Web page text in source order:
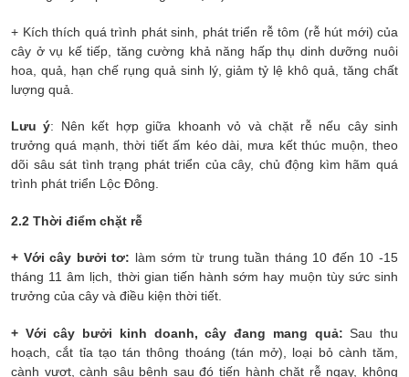
+ Kích thích quá trình phát sinh, phát triển rễ tôm (rễ hút mới) của
cây ở vụ kế tiếp, tăng cường khả năng hấp thụ dinh dưỡng nuôi
hoa, quả, hạn chế rụng quả sinh lý, giảm tỷ lệ khô quả, tăng chất
lượng quả.
Lưu ý: Nên kết hợp giữa khoanh vỏ và chặt rễ nếu cây sinh
trưởng quá mạnh, thời tiết ấm kéo dài, mưa kết thúc muộn, theo
dõi sâu sát tình trạng phát triển của cây, chủ động kìm hãm quá
trình phát triển Lộc Đông.
2.2 Thời điểm chặt rễ
+ Với cây bưởi tơ: làm sớm từ trung tuần tháng 10 đến 10 -15
tháng 11 âm lịch, thời gian tiến hành sớm hay muộn tùy sức sinh
trưởng của cây và điều kiện thời tiết.
+ Với cây bưởi kinh doanh, cây đang mang quả: Sau thu
hoạch, cắt tỉa tạo tán thông thoáng (tán mở), loại bỏ cành tăm,
cành vượt, cành sâu bệnh sau đó tiến hành chặt rễ ngay, không